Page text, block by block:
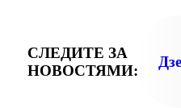
СЛЕДИТЕ ЗА
НОВОСТЯМИ: